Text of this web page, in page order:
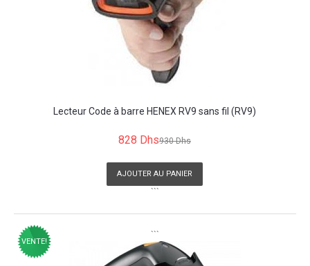
Lecteur Code à barre HENEX RV9 sans fil (RV9)
828 Dhs930 Dhs
AJOUTER AU PANIER
```
```
VENTE!